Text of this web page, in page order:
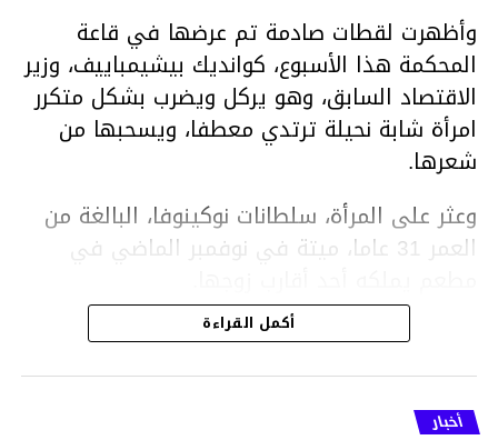
وأظهرت لقطات صادمة تم عرضها في قاعة
المحكمة هذا الأسبوع، كوانديك بيشيمباييف، وزير
الاقتصاد السابق، وهو يركل ويضرب بشكل متكرر
امرأة شابة نحيلة ترتدي معطفا، ويسحبها من
شعرها.
وعثر على المرأة، سلطانات نوكينوفا، البالغة من
العمر 31 عاما، ميتة في نوفمبر الماضي في
ووفقا لتقرير الطبيب الشرعي، توفيت نوكينوفا
متأثرة بصدمة في الدماغ، وكانت إحدى عظام
أنفها مكسورة وكانت هناك كدمات متعددة على
وجهها ورأسها وذراعيها ويديها.
أكمل القراءة
أخبار